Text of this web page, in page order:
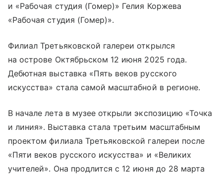
и «Рабочая студия (Гомер)» Гелия Коржева
«Рабочая студия (Гомер)».
Филиал Третьяковской галереи открылся
на острове Октябрьском 12 июня 2025 года.
Дебютная выставка «Пять веков русского
искусства» стала самой масштабной в регионе.
В начале лета в музее открыли экспозицию «Точка
и линия». Выставка стала третьим масштабным
проектом филиала Третьяковской галереи после
«Пяти веков русского искусства» и «Великих
учителей». Она продлится с 12 июня до 28 марта